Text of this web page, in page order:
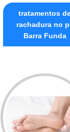
tratamentos
rachadura no
Barra Funda